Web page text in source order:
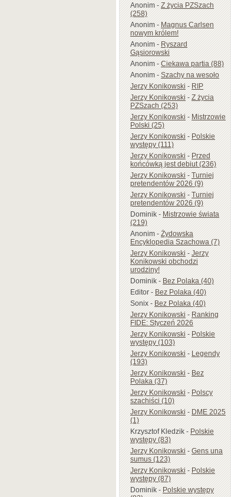
Anonim-Z życia PZSzach
(258)
Anonim-Magnus Carlsen
nowym królem!
Anonim-Ryszard
Gąsiorowski
Anonim-Ciekawa partia (88)
Anonim-Szachy na wesoło
Jerzy Konikowski-RIP
Jerzy Konikowski-Z życia
PZSzach (253)
Jerzy Konikowski-Mistrzowie
Polski (25)
Jerzy Konikowski-Polskie
występy (111)
Jerzy Konikowski-Przed
końcówką jest debiut (236)
Jerzy Konikowski-Turniej
pretendentów 2026 (9)
Jerzy Konikowski-Turniej
pretendentów 2026 (9)
Dominik-Mistrzowie świata
(219)
Anonim-Żydowska
Encyklopedia Szachowa (7)
Jerzy Konikowski-Jerzy
Konikowski obchodzi
urodziny!
Dominik-Bez Polaka (40)
Editor-Bez Polaka (40)
Sonix-Bez Polaka (40)
Jerzy Konikowski-Ranking
FIDE: Styczeń 2026
Jerzy Konikowski-Polskie
występy (103)
Jerzy Konikowski-Legendy
(193)
Jerzy Konikowski-Bez
Polaka (37)
Jerzy Konikowski-Polscy
szachiści (10)
Jerzy Konikowski-DME 2025
(1)
Krzysztof Kledzik-Polskie
występy (83)
Jerzy Konikowski-Gens una
sumus (123)
Jerzy Konikowski-Polskie
występy (87)
Dominik-Polskie występy